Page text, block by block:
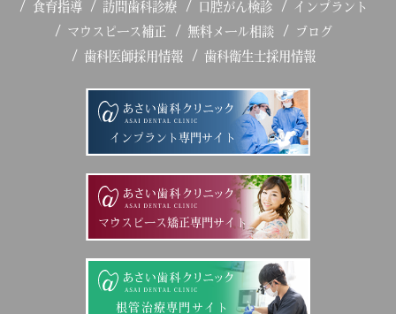
食育指導
訪問歯科診療 口腔がん検診
インプラント
マウスピース補正
無料メール相談
ブログ
歯科医師採用情報
歯科衛生士採用情報
インプラント専門サイト
マウスピース矯正専門サイト
根管治療専門サイト